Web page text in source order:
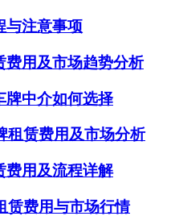
与注意事项
费用及市场趋势分析
牌中介如何选择
租赁费用及市场分析
费用及流程详解
赁费用与市场行情